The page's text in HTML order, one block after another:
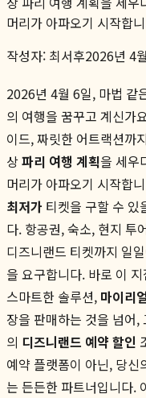
머리가 아파오기 시작합
작성자: 최서후2026년 4
2026년 4월 6일, 마법 같
의 여행을 꿈꾸고 계신가
이드, 짜릿한 어트랙션까
상파리 여행 계획을 세우
머리가 아파오기 시작합
최저가 티켓을 구할 수 있
다. 항공권, 숙소, 현지 투
디즈니랜드 티켓까지 일
을 요구합니다. 바로 이
스마트한 솔루션, 마이리
장을 판매하는 것을 넘어,
의 디즈니랜드 예약 할인
예약 플랫폼이 아닌, 당신
는 든든한 파트너입니다.